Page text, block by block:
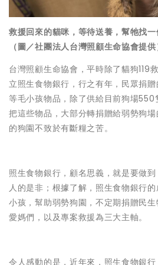
救援回來的貓咪，等待送養，幫牠找一
（圖／社團法人台灣照顧生命協會提供
台灣照顧生命協會，平時除了貓狗119
立照生食物銀行，行之有年，民眾捐
等毛小孩物品，除了供給目前狗場550
把這些物品，大部分轉捐贈給弱勢狗
的狗園不致於有斷糧之苦。
照生食物銀行，顧名思義，就是要做
人的是非；根據了解，照生食物銀行
小孩，幫助弱勢狗園，不定期捐贈民
愛媽們，以及專案救援為三大主軸。
令人感動的是，近年來，照生食物銀